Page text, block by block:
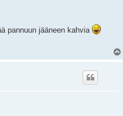
pannuun jääneen kahvia